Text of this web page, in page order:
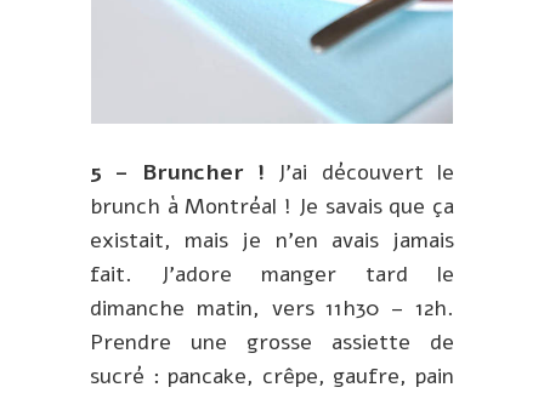
5 – Bruncher ! J’ai découvert le
brunch à Montréal ! Je savais que ça
existait, mais je n’en avais jamais
fait. J’adore manger tard le
dimanche matin, vers 11h30 – 12h.
Prendre une grosse assiette de
sucré : pancake, crêpe, gaufre, pain